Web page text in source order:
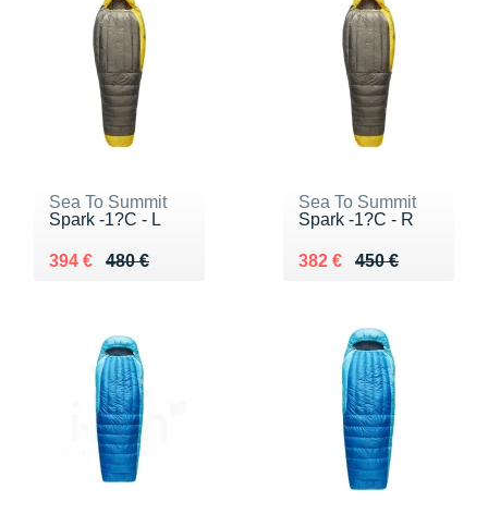
Sea To Summit
Spark -1?C - L
480 €
Au lieu de 480 €
394 €
Vendu 394 €
Sea To Summit
Spark -1?C - R
450 €
Au lieu de 450 €
382 €
Vendu 382 €